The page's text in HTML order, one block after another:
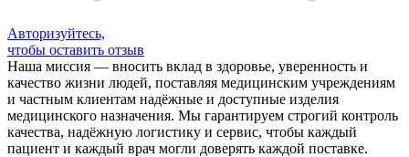
Авторизуйтесь,
чтобы оставить отзыв
Наша миссия — вносить вклад в здоровье, уверенность и
качество жизни людей, поставляя медицинским учреждениям
и частным клиентам надёжные и доступные изделия
медицинского назначения. Мы гарантируем строгий контроль
качества, надёжную логистику и сервис, чтобы каждый
пациент и каждый врач могли доверять каждой поставке.